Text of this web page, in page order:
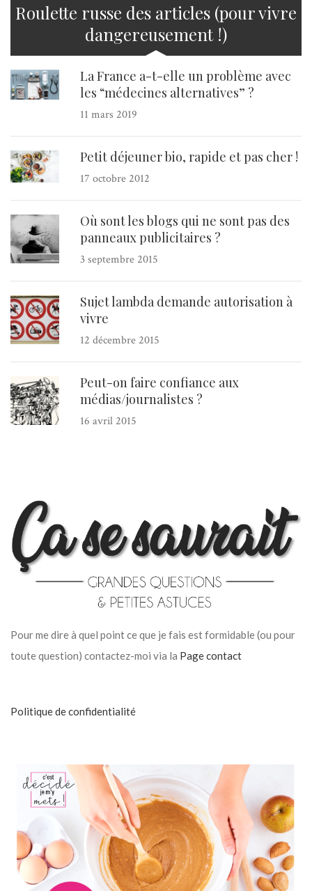
Roulette russe des articles (pour vivre
dangereusement !)
La France a-t-elle un problème avec
les “médecines alternatives” ?
11 mars 2019
Petit déjeuner bio, rapide et pas cher !
17 octobre 2012
Où sont les blogs qui ne sont pas des
panneaux publicitaires ?
3 septembre 2015
Sujet lambda demande autorisation à
vivre
12 décembre 2015
Peut-on faire confiance aux
médias/journalistes ?
16 avril 2015
Pour me dire à quel point ce que je fais est formidable (ou pour
toute question) contactez-moi via la Page contact
Politique de confidentialité